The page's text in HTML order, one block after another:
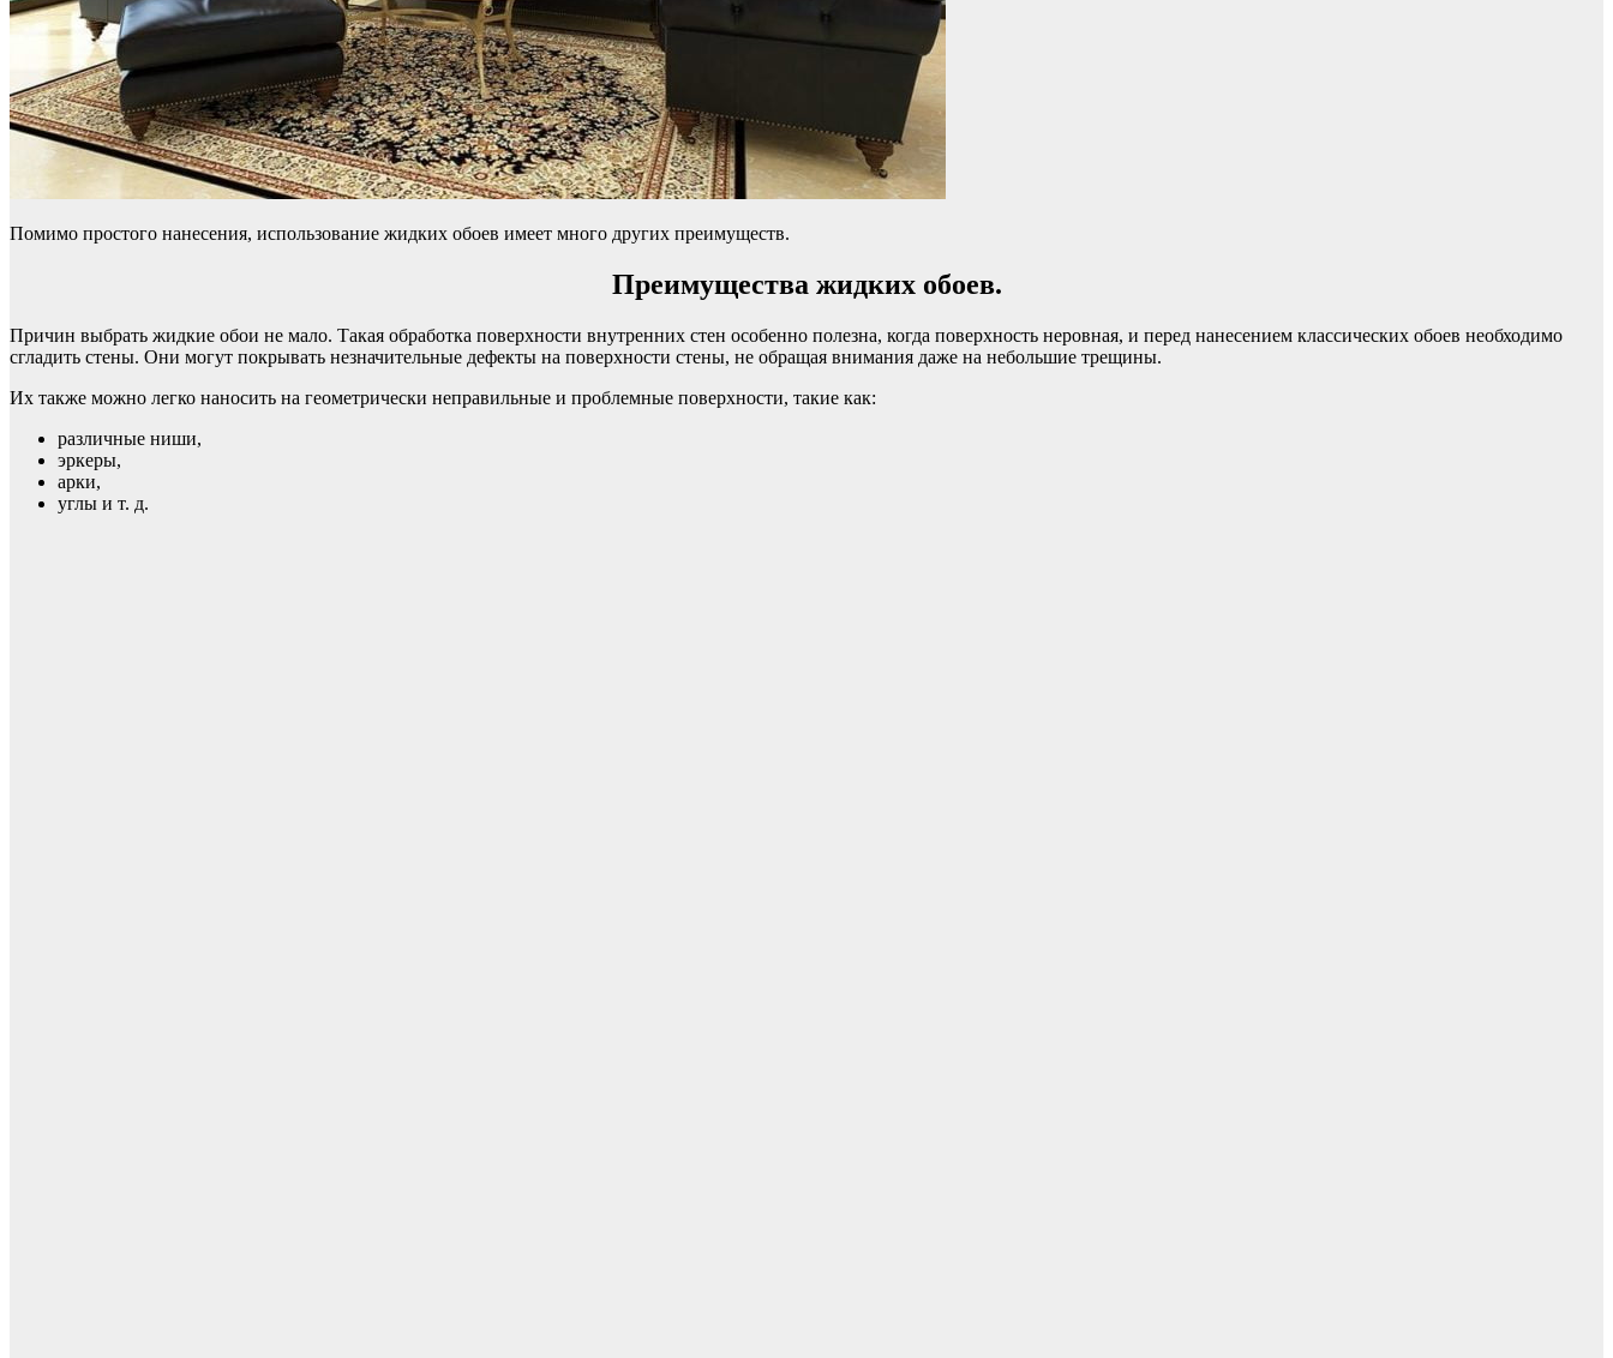
Помимо простого нанесения, использование жидких обоев имеет много других преимуществ.
Преимущества жидких обоев.
Причин выбрать жидкие обои не мало. Такая обработка поверхности внутренних стен особенно полезна, когда поверхность неровная, и перед нанесением классических обоев необходимо
сгладить стены. Они могут покрывать незначительные дефекты на поверхности стены, не обращая внимания даже на небольшие трещины.
Их также можно легко наносить на геометрически неправильные и проблемные поверхности, такие как:
различные ниши,
эркеры,
арки,
углы и т. д.